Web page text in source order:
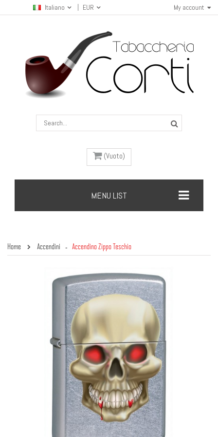
My account
Italiano EUR
(Vuoto)
MENU LIST
Home Accendini » Accendino Zippo Teschio